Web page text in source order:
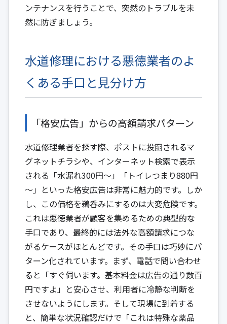
ンテナンスを行うことで、突然のトラブルを未
然に防ぎましょう。
水道修理における悪徳業者のよ
くある手口と見分け方
「格安広告」からの高額請求パターン
水道修理業者を探す際、ポストに投函されるマ
グネットチラシや、インターネット検索で表示
される「水漏れ300円～」「トイレつまり880円
～」といった格安広告は非常に魅力的です。しか
し、この価格を鵜呑みにするのは大変危険です。
これは悪徳業者が顧客を集めるための典型的な
手口であり、最終的には法外な高額請求につな
がるケースがほとんどです。その手口は巧妙にパ
ターン化されています。まず、電話で問い合わせ
ると「すぐ伺います。基本料金は広告の通り数百
円ですよ」と安心させ、利用者に冷静な判断を
させないようにします。そして現場に到着する
と、簡単な状況確認だけで「これは特殊な薬品